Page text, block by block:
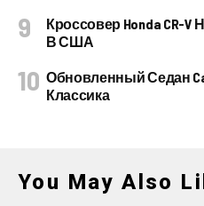
Кроссовер Honda CR-
В США
Обновленный Седан
Классика
You May Also